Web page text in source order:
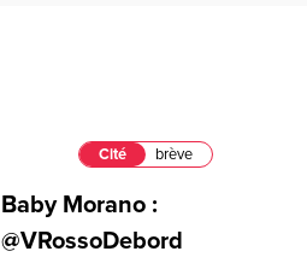
Cité brève
Baby Morano :
@VRossoDebord